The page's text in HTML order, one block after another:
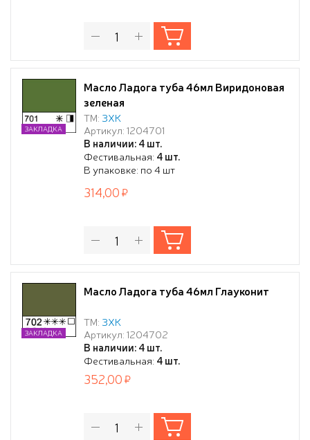
Масло Ладога туба 46мл Виридоновая
зеленая
ТМ: ЗХК
Артикул: 1204701
В наличии: 4 шт.
Фестивальная: 4 шт.
В упаковке: по 4 шт
ЗАКЛАДКА
314,00
Масло Ладога туба 46мл Глауконит
ТМ: ЗХК
Артикул: 1204702
В наличии: 4 шт.
Фестивальная: 4 шт.
ЗАКЛАДКА
352,00